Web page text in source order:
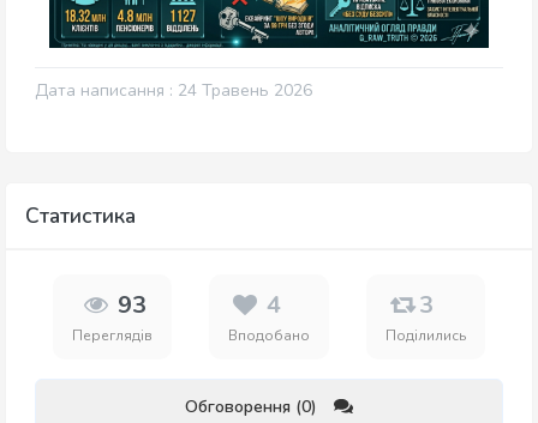
Дата написання : 24 Травень 2026
Статистика
93
Переглядів
4
Вподобано
3
Поділились
Обговорення (0)